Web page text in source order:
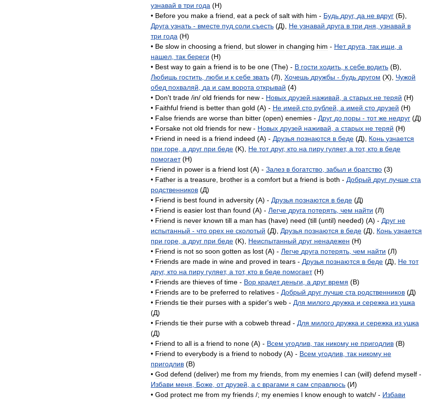
узнавай в три года (H)
• Before you make a friend eat a peck of salt with him - Будь друг, да не вдруг (Б),
Друга узнать - вместе пуд соли съесть (Д), Не узнавай друга в три дня узнавай в
три года (H)
• Be slow in choosing a friend but slower in changing him - Нет друга так ищи а
нашел так береги (H)
• Best way to gain a friend is to be one (The) - В гости ходить к себе водить (B),
Любишь гостить люби и к себе звать (Л), Хочешь дружбы - будь другом (X), Чужой
обед похваляй да и сам ворота открывай (4)
• Don't trade /in/ old friends for new - Новых друзей наживай а старых не теряй (H)
• Faithful friend is better than gold (A) - Не имей сто рублей а имей сто друзей (H)
• False friends are worse than bitter (open) enemies - Друг до поры - тот же недруг (Д)
• Forsake not old friends for new - Новых друзей наживай а старых не теряй (H)
• Friend in need is a friend indeed (A) - Друзья познаются в беде (Д), Конь узнается
при горе а друг при беде (K), Не тот друг, кто на пиру гуляет, а тот, кто в беде
помогает(H)
• Friend in power is a friend lost (A) - Залез в богатство забыл и братство (3)
• Father is a treasure brother is a comfort but a friend is both - Добрый друг лучше ста
родственников (Д)
• Friend is best found in adversity (A) - Друзья познаются в беде (Д)
• Friend is easier lost than found (A) - Легче друга потерять чем найти (Л)
• Friend is never known till a man has (have) need (till (until) needed) (A) - Друг не
испытанный - что орех не сколотый (Д), Друзья познаются в беде (Д), Конь узнается
при горе а друг при беде (K), Неиспытанный друг ненадежен (H)
• Friend is not so soon gotten as lost (А) - Легче друга потерять чем найти (Л)
• Friends are made in wine and proved in tears - Друзья познаются в беде (Д), Не тот
друг, кто на пиру гуляет, а тот, кто в беде помогает(H)
• Friends are thieves of time - Вор крадет деньги а друг время (B)
• Friends are to be preferred to relatives - Добрый друг лучше ста родственников (Д)
• Friends tie their purses with a spider's web - Для милого дружка и сережка из ушка
(Д)
• Friends tie their purse with a cobweb thread - Для милого дружка и сережка из ушка
(Д)
• Friend to all is a friend to none (A) - Всем угодлив так никому не пригодлив (B)
• Friend to everybody is a friend to nobody (A) - Всем угодлив так никому не
пригодлив (B)
• God defend (deliver) me from my friends from my enemies I can (will) defend myself -
Избави меня Боже от друзей а с врагами я сам справлюсь (И)
• God protect me from my friends /; my enemies I know enough to watch/ - Избави